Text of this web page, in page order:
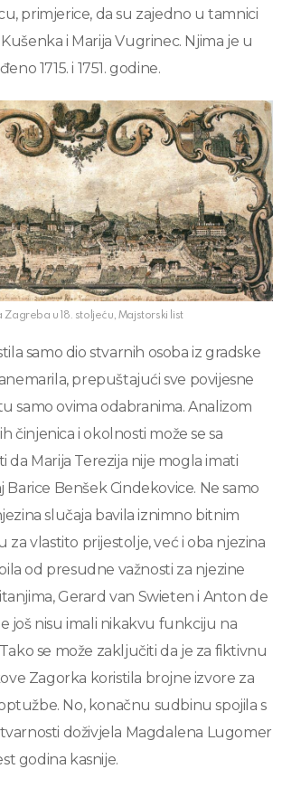
primjerice, da su zajedno u tamnici
i Marija Vugrinec. Njima je u
1715. i 1751. godine.
Zagreba u 18. stoljeću, Majstorski list
samo dio stvarnih osoba iz gradske
prepuštajući sve povijesne
samo ovima odabranima. Analizom
činjenica i okolnosti može se sa
da Marija Terezija nije mogla imati
Barice Benšek Cindekovice. Ne samo
slučaja bavila iznimno bitnim
za vlastito prijestolje, već i oba njezina
od presudne važnosti za njezine
Gerard van Swieten i Anton de
još nisu imali nikakvu funkciju na
se može zaključiti da je za fiktivnu
Zagorka koristila brojne izvore za
No, konačnu sudbinu spojila s
doživjela Magdalena Lugomer
godina kasnije.